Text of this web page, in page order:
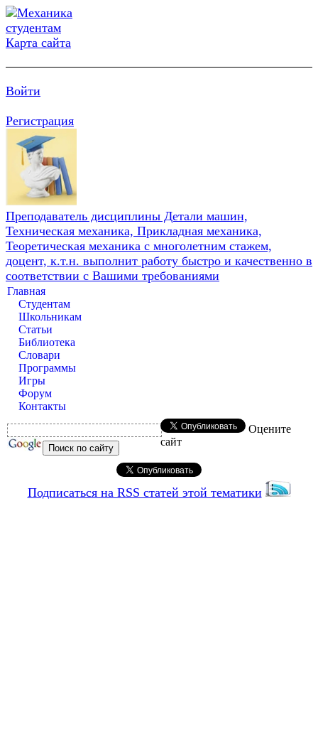
Карта сайта
Войти
Регистрация
Преподаватель дисциплины Детали машин,
Техническая механика, Прикладная механика,
Теоретическая механика с многолетним стажем,
доцент, к.т.н. выполнит работу быстро и качественно в
соответствии с Вашими требованиями
Главная
Студентам
Школьникам
Статьи
Библиотека
Словари
Программы
Игры
Форум
Контакты
Оцените
сайт
Подписаться на RSS статей этой тематики